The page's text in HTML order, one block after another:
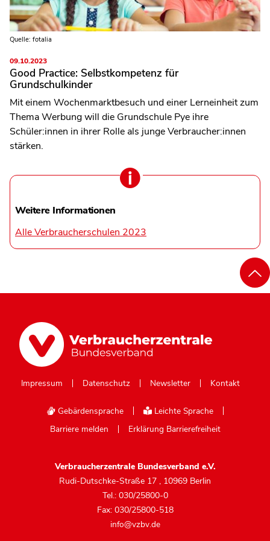
Quelle: fotalia
09.10.2023
Good Practice: Selbstkompetenz für
Grundschulkinder
Mit einem Wochenmarktbesuch und einer Lerneinheit zum
Thema Werbung will die Grundschule Pye ihre
Schüler:innen in ihrer Rolle als junge Verbraucher:innen
stärken.
Weitere Informationen
Alle Verbraucherschulen 2023
Impressum Datenschutz Newsletter Kontakt
Gebärdensprache
Leichte Sprache
Barriere melden
Erklärung Barrierefreiheit
Verbraucherzentrale Bundesverband e.V.
Rudi-Dutschke-Straße 17 , 10969 Berlin
Tel.: 030/25800-0
Fax: 030/25800-518
info@vzbv.de